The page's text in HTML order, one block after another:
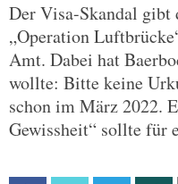
Der Visa-Skandal
„Operation
Amt. Dabei hat
wollte: Bitte keine
schon im März 2022.
Gewissheit“ sollte für